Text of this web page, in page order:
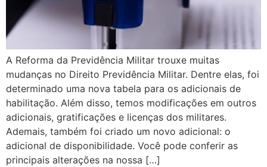
A Reforma da Previdência Militar trouxe muitas
mudanças no Direito Previdência Militar. Dentre elas, foi
determinado uma nova tabela para os adicionais de
habilitação. Além disso, temos modificações em outros
adicionais, gratificações e licenças dos militares.
Ademais, também foi criado um novo adicional: o
adicional de disponibilidade. Você pode conferir as
principais alterações na nossa […]